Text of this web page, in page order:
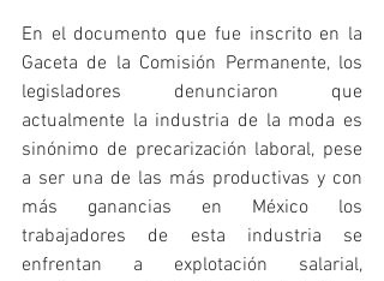
En el documento que fue inscrito en la
Gaceta de la Comisión Permanente, los
legisladores denunciaron que
actualmente la industria de la moda es
sinónimo de precarización laboral, pese
a ser una de las más productivas y con
más ganancias en México los
trabajadores de esta industria se
enfrentan a explotación salarial,